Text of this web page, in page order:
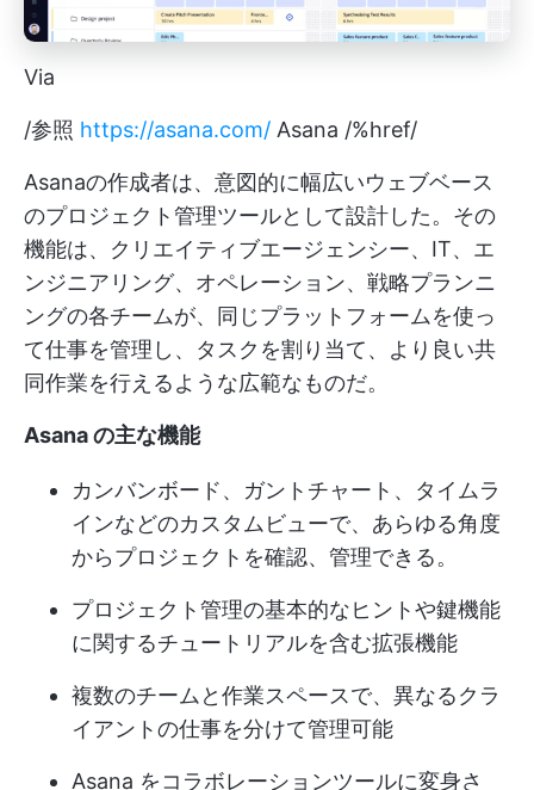
Via
/参照 https://asana.com/ Asana /%href/
Asanaの作成者は、意図的に幅広いウェブベース
のプロジェクト管理ツールとして設計した。その
機能は、クリエイティブエージェンシー、IT、エ
ンジニアリング、オペレーション、戦略プランニ
ングの各チームが、同じプラットフォームを使っ
て仕事を管理し、タスクを割り当て、より良い共
同作業を行えるような広範なものだ。
Asana の主な機能
カンバンボード、ガントチャート、タイムラ
インなどのカスタムビューで、あらゆる角度
からプロジェクトを確認、管理できる。
プロジェクト管理の基本的なヒントや鍵機能
に関するチュートリアルを含む拡張機能
複数のチームと作業スペースで、異なるクラ
イアントの仕事を分けて管理可能
Asana をコラボレーションツールに変身さ